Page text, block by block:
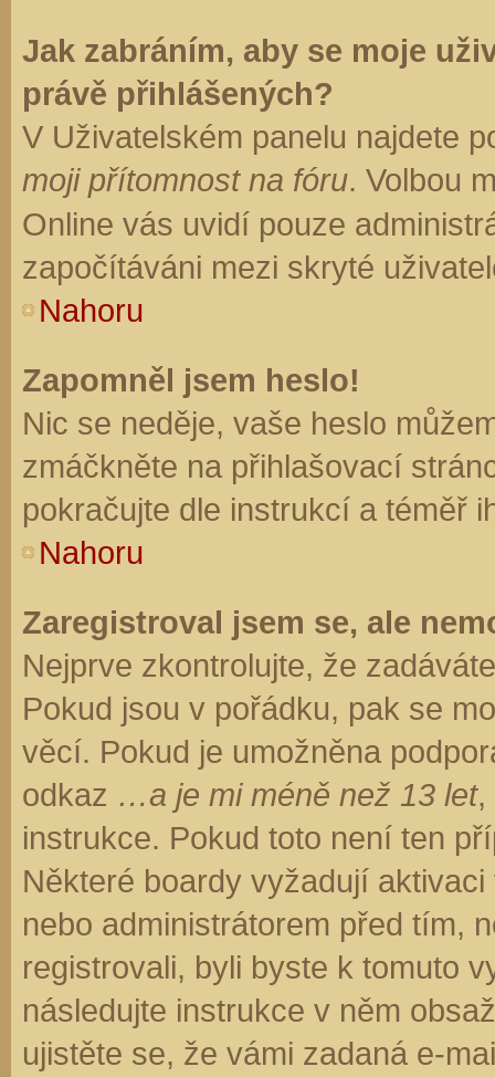
Jak zabráním, aby se moje
právě přihlášených?
V Uživatelském panelu najdete
moji přítomnost na fóru. Volbou
Online vás uvidí pouze
započítáváni mezi skryté
Nahoru
Zapomněl jsem heslo!
Nic se neděje, vaše heslo
zmáčkněte na přihlašovací
pokračujte dle instrukcí a téměř
Nahoru
Zaregistroval jsem se, ale
Nejprve zkontrolujte, že
Pokud jsou v pořádku, pak se
věcí. Pokud je umožněna
odkaz …a je mi méně než 13 let,
instrukce. Pokud toto není ten
Některé boardy vyžadují
nebo administrátorem před tím,
registrovali, byli byste k tomuto
následujte instrukce v něm
ujistěte se, že vámi zadaná e-